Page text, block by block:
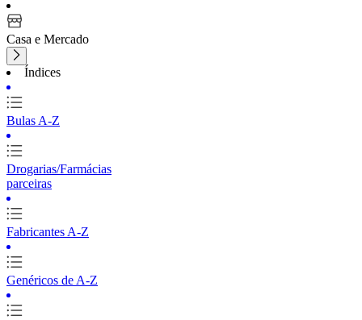
Casa e Mercado
Índices
Bulas A-Z
Drogarias/Farmácias
parceiras
Fabricantes A-Z
Genéricos de A-Z